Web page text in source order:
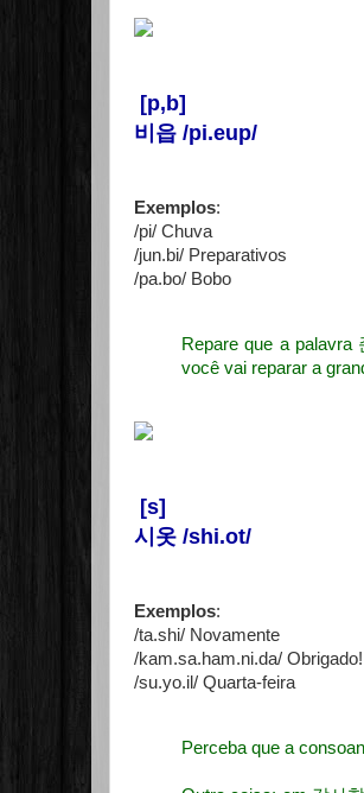
[p,b]
비읍 /pi.eup/
Exemplos:
/pi/ Chuva
/jun.bi/ Preparativos
/pa.bo/ Bobo
Repare que a palavra
você vai reparar a
[s]
시옷 /shi.ot/
Exemplos:
/ta.shi/ Novamente
/kam.sa.ham.ni.da/
/su.yo.il/ Quarta-feira
Perceba que a